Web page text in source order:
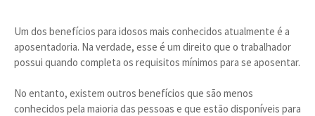
Um dos benefícios para idosos mais conhecidos atualmente é a
aposentadoria. Na verdade, esse é um direito que o trabalhador
possui quando completa os requisitos mínimos para se aposentar.
No entanto, existem outros benefícios que são menos
conhecidos pela maioria das pessoas e que estão disponíveis para